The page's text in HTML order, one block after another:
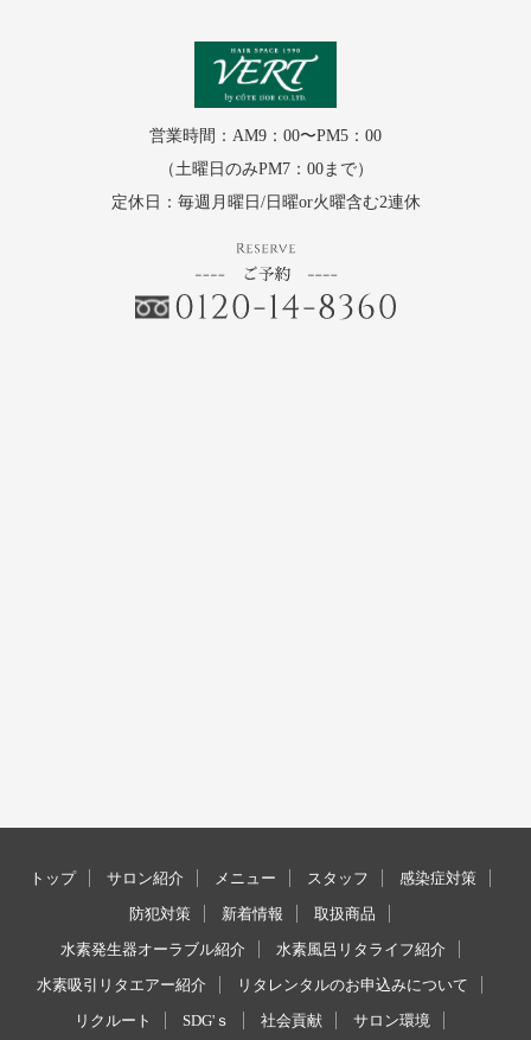
営業時間：AM9：00〜PM5：00
（土曜日のみPM7：00まで）
定休日：毎週月曜日/日曜or火曜含む2連休
トップ サロン紹介 メニュー スタッフ
感染症対策
防犯対策
新着情報
取扱商品
水素発生器オーラブル紹介
水素風呂リタライフ紹介
水素吸引リタエアー紹介
リタレンタルのお申込みについて
リクルート
SDG'ｓ 社会貢献 サロン環境